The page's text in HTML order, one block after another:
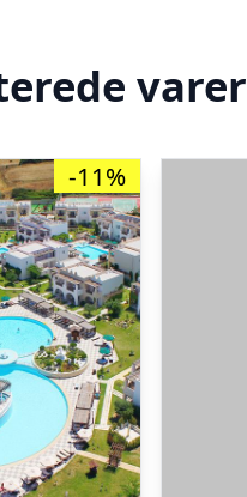
varer
-11%